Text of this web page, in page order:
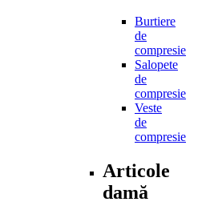
Burtiere
de
compresie
Salopete
de
compresie
Veste
de
compresie
Articole
damă